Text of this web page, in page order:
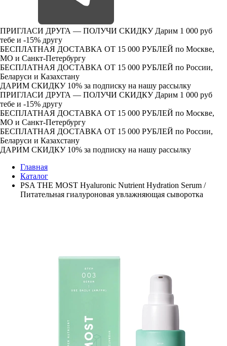
ПРИГЛАСИ ДРУГА — ПОЛУЧИ СКИДКУ Дарим 1 000 руб
тебе и -15% другу
БЕСПЛАТНАЯ ДОСТАВКА ОТ 15 000 РУБЛЕЙ по Москве,
МО и Санкт-Петербургу
БЕСПЛАТНАЯ ДОСТАВКА ОТ 15 000 РУБЛЕЙ по России,
Беларуси и Казахстану
ДАРИМ СКИДКУ 10% за подписку на нашу рассылку
ПРИГЛАСИ ДРУГА — ПОЛУЧИ СКИДКУ Дарим 1 000 руб
тебе и -15% другу
БЕСПЛАТНАЯ ДОСТАВКА ОТ 15 000 РУБЛЕЙ по Москве,
МО и Санкт-Петербургу
БЕСПЛАТНАЯ ДОСТАВКА ОТ 15 000 РУБЛЕЙ по России,
Беларуси и Казахстану
ДАРИМ СКИДКУ 10% за подписку на нашу рассылку
Главная
Каталог
PSA THE MOST Hyaluronic Nutrient Hydration Serum /
Питательная гиалуроновая увлажняющая сыворотка